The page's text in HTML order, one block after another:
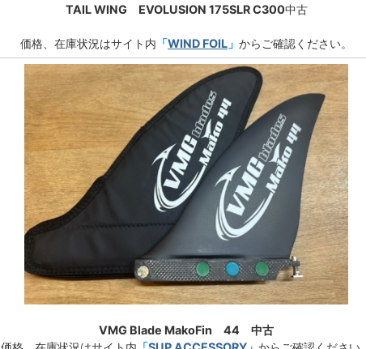
TAIL WING
EVOLUSION 175SLR C300中古
価格、在庫状況はサイト内 「WIND FOIL 」 からご確認ください。
VMG Blade MakoFin 44 中古